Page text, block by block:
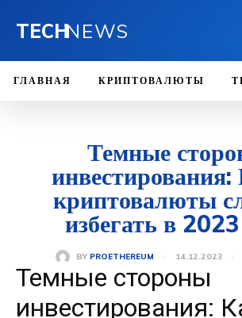
TECHNEWS
ГЛАВНАЯ КРИПТОВАЛЮТЫ
Темные
инвестирования:
криптовалюты
избегать в
BY PROETHEREUM 14.12.2023
Темные стороны
инвестирования: